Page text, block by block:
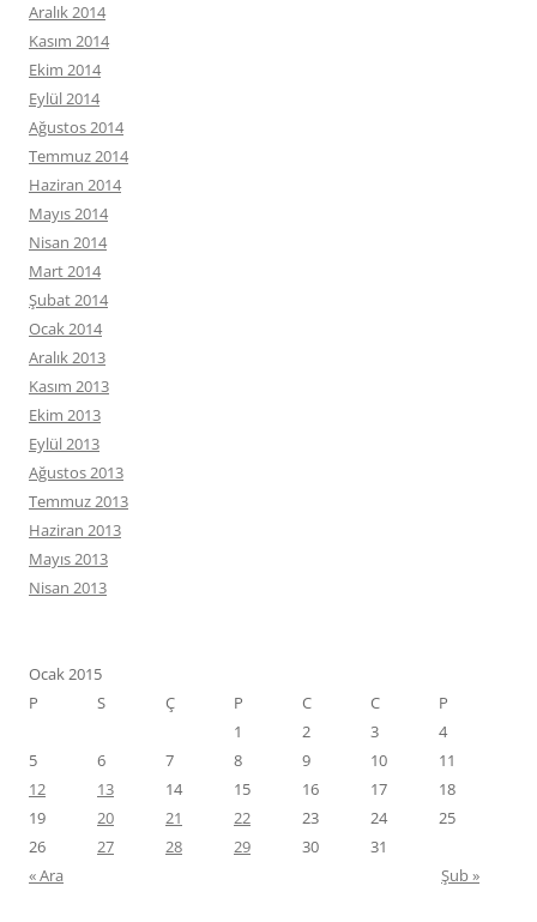
Aralık 2014
Kasım 2014
Ekim 2014
Eylül 2014
Ağustos 2014
Temmuz 2014
Haziran 2014
Mayıs 2014
Nisan 2014
Mart 2014
Şubat 2014
Ocak 2014
Aralık 2013
Kasım 2013
Ekim 2013
Eylül 2013
Ağustos 2013
Temmuz 2013
Haziran 2013
Mayıs 2013
Nisan 2013
Ocak 2015
P
S Ç P C C
P
1
2 3
4
5
6 7 8 9 10
11
12
13 14 15 16 17
18
19
20 21 22 23 24
25
26
27 28 29 30
31
« Ara
Şub »